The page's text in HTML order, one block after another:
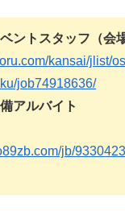
ントスタッフ（会
kansai/jlist/
job74918636/
アルバイト
jb/